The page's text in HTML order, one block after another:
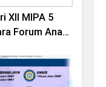
XII MIPA 5
Forum Anak